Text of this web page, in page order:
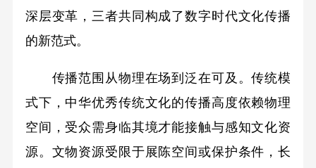
深层变革，三者共同构成了数字时代文化传播
的新范式。
传播范围从物理在场到泛在可及。传统模
式下，中华优秀传统文化的传播高度依赖物理
空间，受众需身临其境才能接触与感知文化资
源。文物资源受限于展陈空间或保护条件，长